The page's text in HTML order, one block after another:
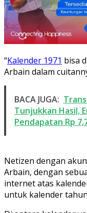
“Kalender 1971 bisa
Arbain dalam
BACA JUGA:
Tunjukkan Hasil,
Pendapatan Rp
Netizen dengan
Arbain, dengan
internet atas
untuk kalender